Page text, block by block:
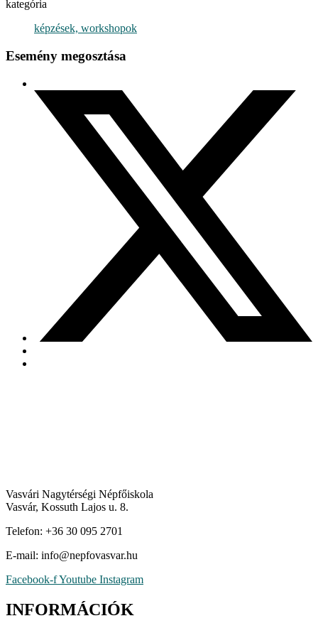
kategória
képzések, workshopok
Esemény megosztása
Vasvári Nagytérségi Népfőiskola
Vasvár, Kossuth Lajos u. 8.
Telefon: +36 30 095 2701
E-mail: uh.ravsavofpen@ofni
Facebook-fYoutube Instagram
INFORMÁCIÓK